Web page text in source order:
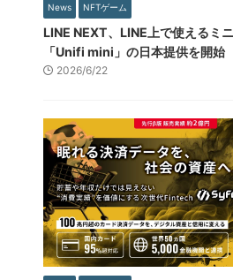
News NFTゲーム
LINE NEXT、LINE上で使えるミ
「Unifi mini」の日本提供を開始
2026/6/22